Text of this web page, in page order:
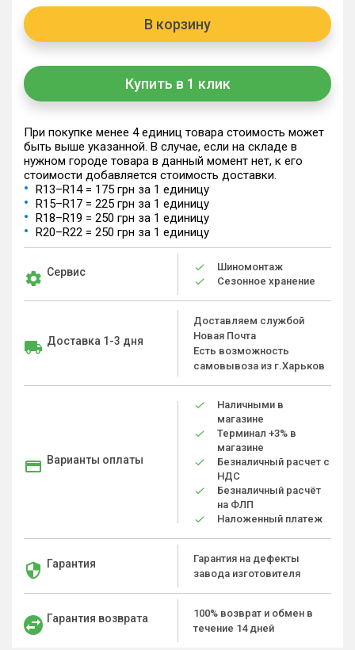
В корзину
Купить в 1 клик
При покупке менее 4 единиц товара стоимость может
быть выше указанной. В случае, если на складе в
нужном городе товара в данный момент нет, к его
стоимости добавляется стоимость доставки.
R13–R14 = 175 грн за 1 единицу
R15–R17 = 225 грн за 1 единицу
R18–R19 = 250 грн за 1 единицу
R20–R22 = 250 грн за 1 единицу
Сервис
Шиномонтаж
Сезонное хранение
Доставка 1-3 дня
Доставляем службой
Новая Почта
Есть возможность
самовывоза из г.Харьков
Варианты оплаты
Наличными в
магазине
Терминал +3% в
магазине
Безналичный расчет с
НДС
Безналичный расчёт
на ФЛП
Наложенный платеж
Гарантия
Гарантия на дефекты
завода изготовителя
Гарантия возврата
100% возврат и обмен в
течение 14 дней